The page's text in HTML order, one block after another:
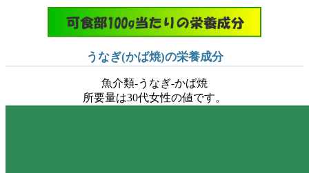
うなぎ(かば焼)の栄養成分
魚介類-うなぎ-かば焼
所要量は30代女性の値です。